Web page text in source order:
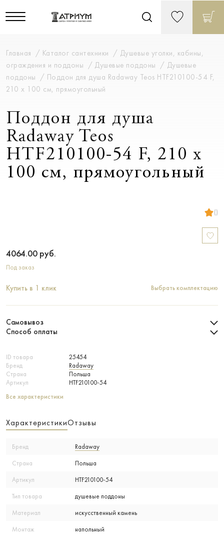
Главная Каталог сантехники
Душевые уголки, кабины,
ограждения и поддоны
Душевые поддоны
Душевые
поддоны
Поддон для душа Radaway Teos HTF210100-54 F,
210 x 100 см, прямоугольный
Поддон для душа
Radaway Teos
HTF210100-54 F, 210 x
100 см, прямоугольный
()
ID товара
25454
Бренд
Radaway
Страна
Польша
Артикул
HTF210100-54
Все характеристики
4064.00 руб.
Под заказ
Купить в 1 клик Выбрать комплектацию
Самовывоз
Способ оплаты
ХарактеристикиОтзывы
Бренд Radaway
Страна Польша
Артикул HTF210100-54
Тип товара душевые поддоны
Материал искусственный камень
Монтаж напольный